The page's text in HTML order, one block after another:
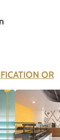
OR